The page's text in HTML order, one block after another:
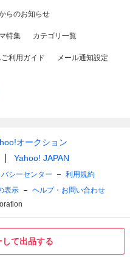
て出品する
らのお知らせ
特集 カテゴリ一覧
利用ガイド メール通知設定
オークション
Yahoo! JAPAN
シーセンター
利用規約
表示
ヘルプ・お問い合わせ